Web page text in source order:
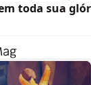
toda sua